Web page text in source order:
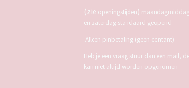
(zie openingstijden)
en zaterdag standaard geopend
Alleen pinbetaling (geen contant)
Heb je een vraag stuur dan een mail,
kan niet altijd worden opgenomen